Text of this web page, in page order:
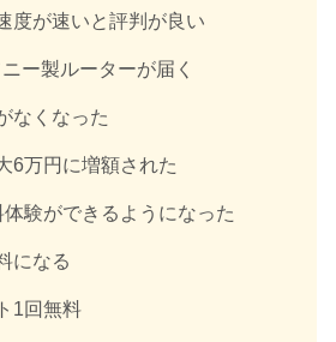
度が速いと評判が良い
ー製ルーターが届く
なくなった
6万円に増額された
験ができるようになった
になる
1回無料